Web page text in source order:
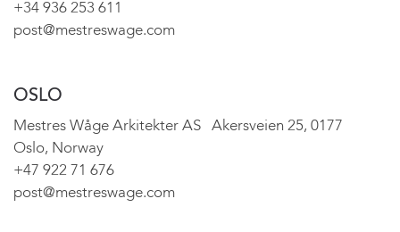
+34 936 253 611
post@mestreswage.com
OSLO
Mestres Wåge Arkitekter AS Akersveien 25, 0177
Oslo, Norway
+47 922 71 676
post@mestreswage.com